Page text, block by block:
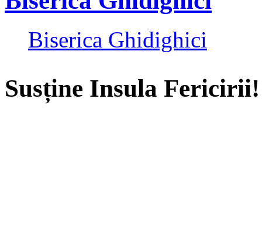
Biserica Ghidighici
Susține Insula Fericirii!